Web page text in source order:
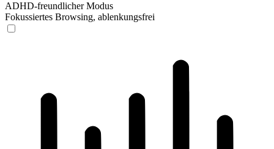
ADHD-freundlicher Modus
Fokussiertes Browsing, ablenkungsfrei